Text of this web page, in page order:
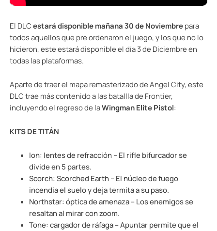
El DLCestará disponible mañana 30 de Noviembrepara
todos aquellos que pre ordenaron el juego, y los que no lo
hicieron, este estará disponible el día 3 de Diciembre en
todas las plataformas.
Aparte de traer el mapa remasterizado de Angel City, este
DLC trae más contenido a las batallla de Frontier,
incluyendo el regreso de laWingman Elite Pistol:
KITS DE TITÁN
Ion: lentes de refracción – El rifle bifurcador se
divide en 5 partes.
Scorch: Scorched Earth – El núcleo de fuego
incendia el suelo y deja termita a su paso.
Northstar: óptica de amenaza – Los enemigos se
resaltan al mirar con zoom.
Tone: cargador de ráfaga – Apuntar permite que el